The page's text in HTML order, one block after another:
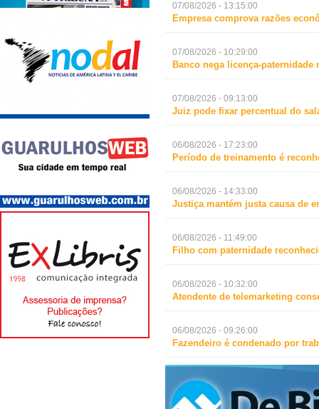
07/08/2026 - 13:15:00
Empresa comprova razões
07/08/2026 - 10:29:00
Banco nega licença-
07/08/2026 - 09:13:00
Juiz pode fixar percentual do
06/08/2026 - 17:23:00
Período de treinamento é
06/08/2026 - 14:33:00
Justiça mantém justa causa de
06/08/2026 - 11:49:00
Filho com paternidade
06/08/2026 - 10:32:00
Atendente de telemarketing
06/08/2026 - 09:26:00
Fazendeiro é condenado por